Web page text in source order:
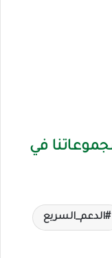
في
الدعم_السريع